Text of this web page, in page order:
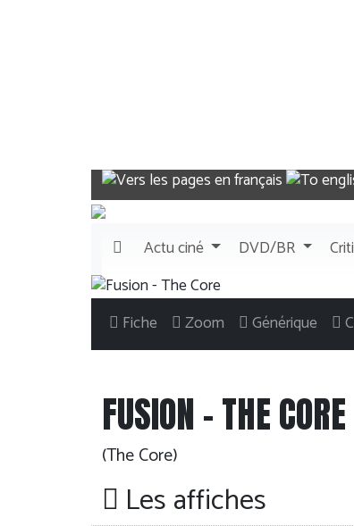
Actuciné DVD/BR
Fiche Zoom Générique
FUSION - THE CORE
(The Core)
Les affiches